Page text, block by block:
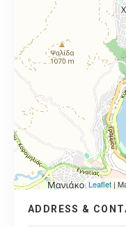
Leaflet |
ADDRESS &